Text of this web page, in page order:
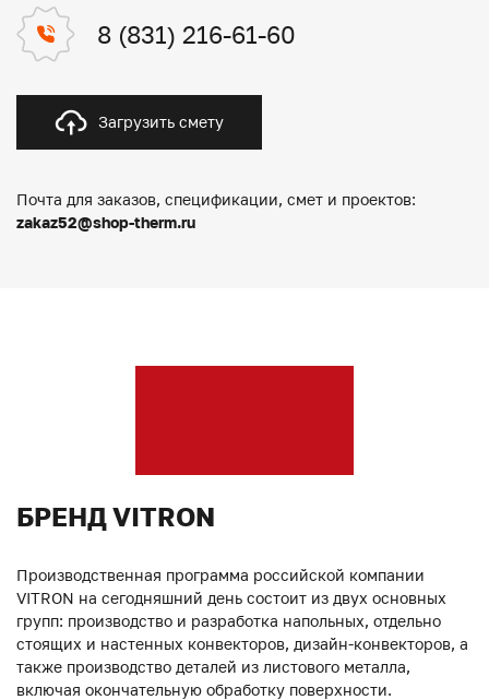
8 (831) 216-61-60
Загрузить смету
Почта для заказов, спецификации, смет и проектов:
zakaz52@shop-therm.ru
БРЕНД VITRON
Производственная программа российской компании
VITRON на сегодняшний день состоит из двух основных
групп: производство и разработка напольных, отдельно
стоящих и настенных конвекторов, дизайн-конвекторов, а
также производство деталей из листового металла,
включая окончательную обработку поверхности.